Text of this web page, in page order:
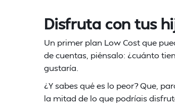
Disfruta con tus
Un primer plan Low Cost que
de cuentas, piénsalo: ¿cuánto
gustaría.
¿Y sabes qué es lo peor? Que,
la mitad de lo que podríais